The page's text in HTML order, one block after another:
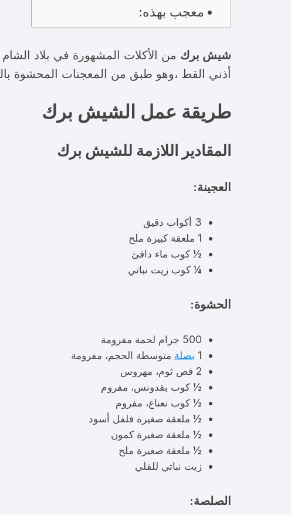
معجب بهذه:
شيش برك من الأكلات المشهورة في بلاد
أذني القط ،وهو طبق من المعجنات المحشوة
طريقة عمل الشيش برك
المقادير اللازمة للشيش برك
العجينة:
3 أكواب دقيق
1 ملعقة كبيرة ملح
½ كوب ماء دافئ
¼ كوب زيت نباتي
الحشوة:
500 جرام لحمة مفرومة
1 بصلة متوسطة الحجم، مفرومة
2 فص ثوم، مهروس
½ كوب بقدونس، مفروم
½ كوب نعناع، مفروم
½ ملعقة صغيرة فلفل أسود
½ ملعقة صغيرة كمون
½ ملعقة صغيرة ملح
زيت نباتي للقلي
الصلصة: